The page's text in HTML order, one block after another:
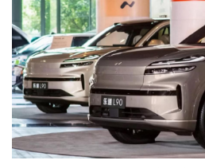
Cải chính